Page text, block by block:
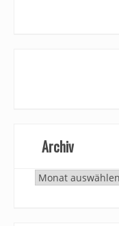
Archiv
Archiv